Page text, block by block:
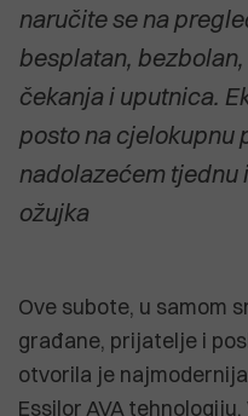
naručite se na
besplatan,
čekanja i uputnica.
posto na cjelokupnu
nadolazećem tjednu
ožujka
Ove subote, u samom
građane, prijatelje i
otvorila je
Essilor AVA tehnologiju.